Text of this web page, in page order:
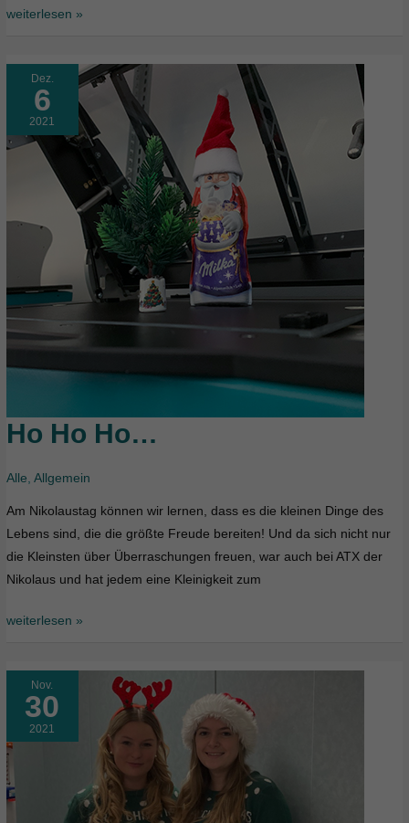
weiterlesen »
Dez.
6
2021
Ho Ho Ho…
Alle,Allgemein
Am Nikolaustag können wir lernen, dass es die kleinen Dinge des
Lebens sind, die die größte Freude bereiten! Und da sich nicht nur
die Kleinsten über Überraschungen freuen, war auch bei ATX der
Nikolaus und hat jedem eine Kleinigkeit zum
Ho
Ho…
weiterlesen »
Nov.
30
2021